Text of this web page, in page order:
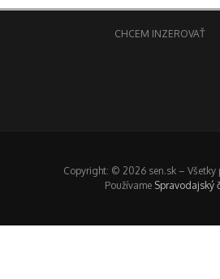
CHCEM INZEROVAŤ
Copyright: © 2026 sen.sk – Všetky
Používame Spravodajský